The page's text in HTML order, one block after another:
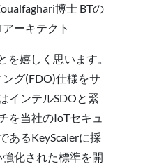
博士 BTの
ーキテクト
を嬉しく思います。
グ(FDO)仕様をサ
インテルSDOと緊
を当社のIoTセキュ
あるKeyScalerに採
化された標準を開